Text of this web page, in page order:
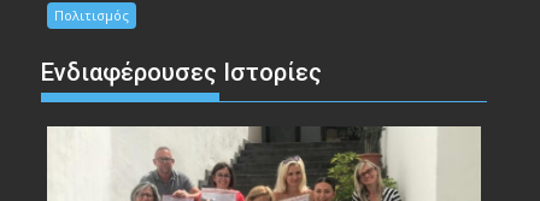
Πολιτισμός
Ενδιαφέρουσες Ιστορίες